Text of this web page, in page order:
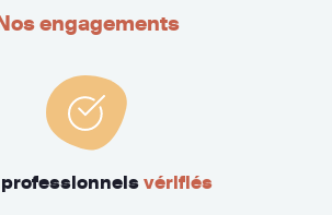
engagements
professionnels vérifiés